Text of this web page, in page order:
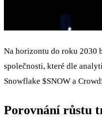
Na horizontu do roku 2030
společnosti, které dle
Snowflake $SNOW a
Porovnání růstu